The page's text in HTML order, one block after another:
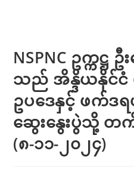
NSPNC ဥက္ကဋ္ဌ
သည် အိန္ဒိယနိုင်ငံ
ဥပဒေနှင့် ဖက်ဒ
ဆွေးနွေးပွဲသို့ တ
(၈-၁၁-၂၀၂၄)